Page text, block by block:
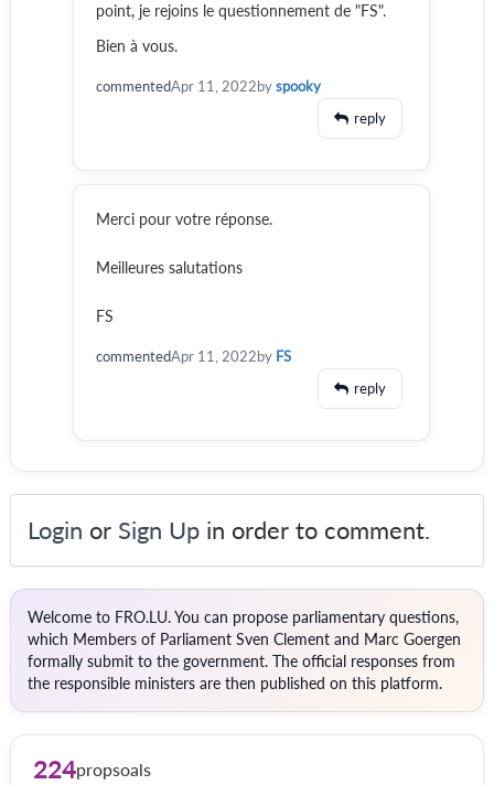
point, je rejoins le questionnement de "FS".
Bien à vous.
commentedApr 11, 2022byspooky
reply
Merci pour votre réponse.
Meilleures salutations
FS
commentedApr 11, 2022by FS
reply
Login or Sign Up in order to comment.
Welcome to FRO.LU. You can propose parliamentary questions,
which Members of Parliament Sven Clement and Marc Goergen
formally submit to the government. The official responses from
the responsible ministers are then published on this platform.
224propsoals